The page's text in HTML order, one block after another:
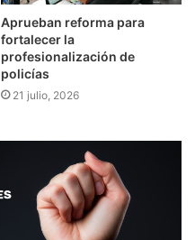
Aprueban reforma para
fortalecer la
profesionalización de
policías
21 julio, 2026